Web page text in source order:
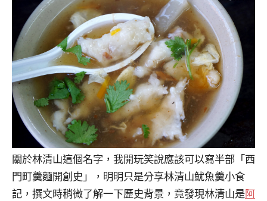
關於林清山這個名字，我開玩笑說應該可以寫半部「西
門町羹麵開創史」，明明只是分享林清山魷魚羹小食
記，撰文時稍微了解一下歷史背景，竟發現林清山是阿